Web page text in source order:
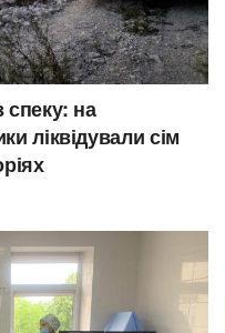
спеку: на
ліквідували сім